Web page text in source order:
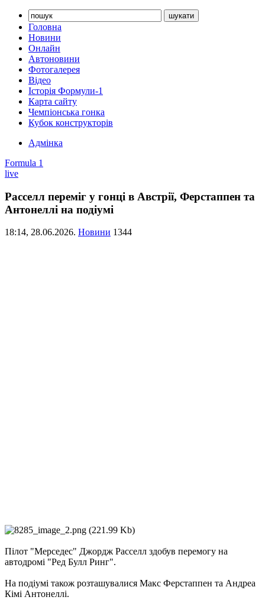
Головна
Новини
Онлайн
Автоновини
Фотогалерея
Відео
Історія Формули-1
Карта сайту
Чемпіонська гонка
Кубок конструкторів
Адмінка
Formula 1
live
Расселл переміг у гонці в Австрії, Ферстаппен та
Антонеллі на подіумі
18:14, 28.06.2026. Новини 1344
Пілот "Мерседес" Джордж Расселл здобув перемогу на
автодромі "Ред Булл Ринг".
На подіумі також розташувалися Макс Ферстаппен та Андреа
Кімі Антонеллі.